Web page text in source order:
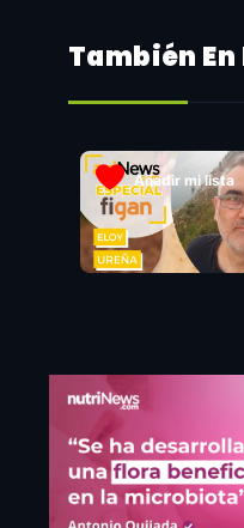
También
Añadir mi lista